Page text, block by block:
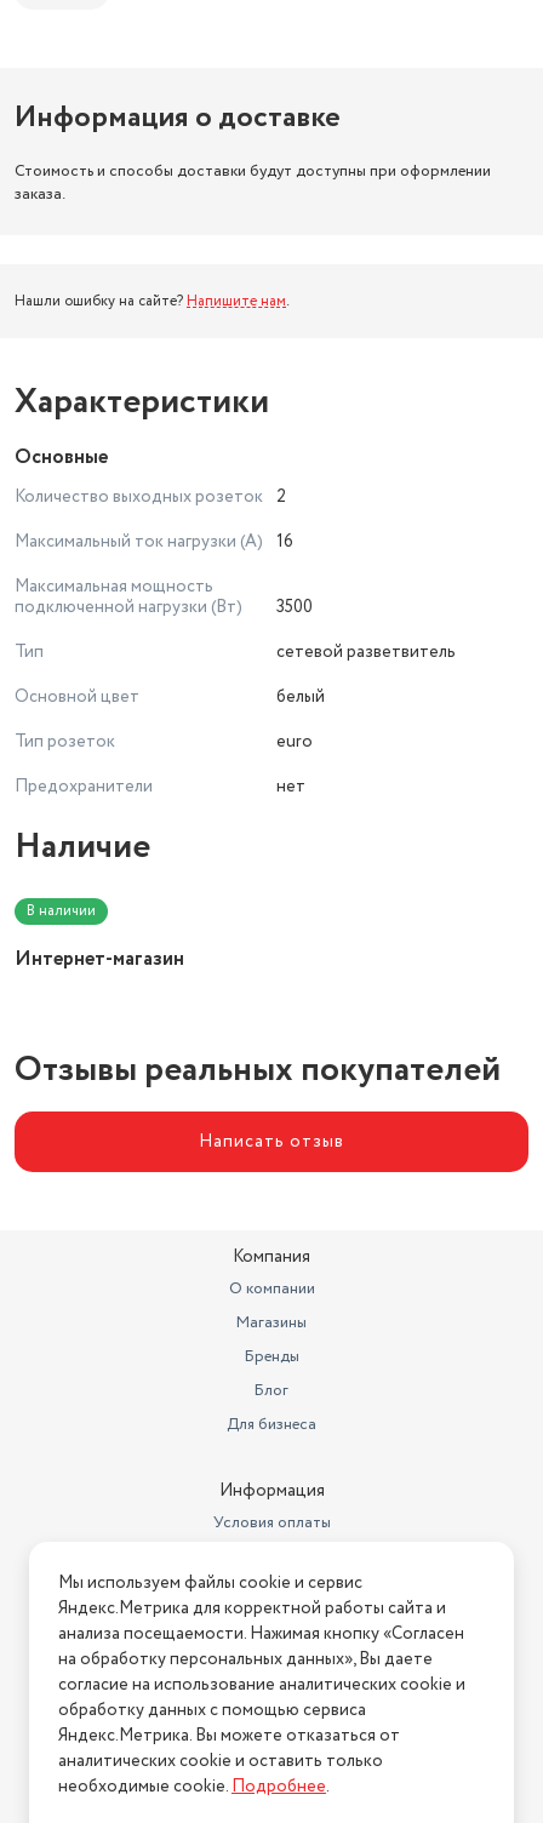
Информация о доставке
Стоимость и способы доставки будут доступны при оформлении
заказа.
Нашли ошибку на сайте? Напишите нам.
Характеристики
Основные
Количество выходных розеток 2
Максимальный ток нагрузки (А)
16
Максимальная мощность
подключенной нагрузки (Вт)
3500
Тип
сетевой разветвитель
Основной цвет
белый
Тип розеток
euro
Предохранители
нет
Наличие
Интернет-магазин
В наличии
Отзывы реальных покупателей
Написать отзыв
Компания
О компании
Магазины
Бренды
Блог
Для бизнеса
Информация
Условия оплаты
Условия возврата
Нашли ошибку на сайте? Напишите нам
2026 © Интернет-магазин "АстМаркет". У нас есть всё!
Политика конфиденциальности
Мы используем файлы cookie и сервис
Яндекс.Метрика для корректной работы сайта и
анализа посещаемости. Нажимая кнопку «Согласен
на обработку персональных данных», Вы даете
согласие на использование аналитических cookie и
обработку данных с помощью сервиса
Яндекс.Метрика. Вы можете отказаться от
аналитических cookie и оставить только
необходимые cookie.Подробнее.